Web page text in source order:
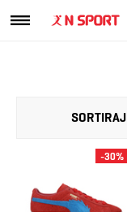
SORTIRAJ
-30%